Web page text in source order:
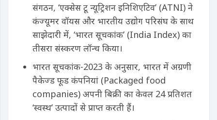
संगठन, ‘एक्सेस टू न्यूट्रिशन इनिशिएटिव’ (ATNI) ने
कंज्यूमर वॉयस और भारतीय उद्योग परिसंघ के साथ
साझेदारी में, ‘भारत सूचकांक’ (India Index) का
तीसरा संस्करण लॉन्च किया।
भारत सूचकांक-2023 के अनुसार, भारत में अग्रणी
पैकेज्ड फूड कंपनियां (Packaged food
companies) अपनी बिक्री का केवल 24 प्रतिशत
‘स्वस्थ’ उत्पादों से प्राप्त करती हैं।